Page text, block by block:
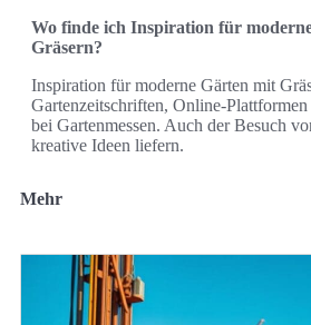
Wo finde ich Inspiration für
Gräsern?
Inspiration für moderne Gärten mit
Gartenzeitschriften, Online-
bei Gartenmessen. Auch der Besuch
kreative Ideen liefern.
Mehr